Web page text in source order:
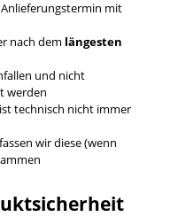
mit
nach dem längesten
und nicht
werden
technisch nicht immer
wir diese (wenn